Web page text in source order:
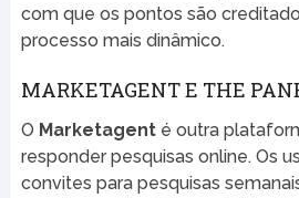
com que os pontos são
processo mais dinâmico.
MARKETAGENT E THE
O Marketagenté outra
responder pesquisas online. Os
convites para pesquisas